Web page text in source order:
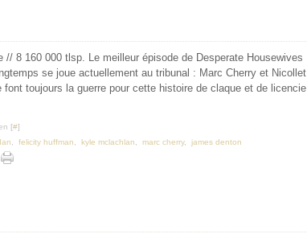
// 8 160 000 tlsp. Le meilleur épisode de Desperate Housewives
se joue actuellement au tribunal : Marc Cherry et Nicollet
font toujours la guerre pour cette histoire de claque et de licencie
[#]
felicity huffman kyle mclachlan marc cherry, james denton